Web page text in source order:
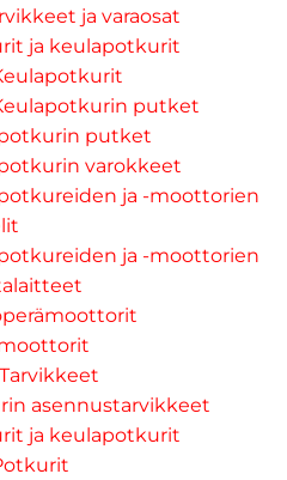
ja varaosat
ja keulapotkurit
putket
putket
varokkeet
ja -moottorien
ja -moottorien
asennustarvikkeet
ja keulapotkurit